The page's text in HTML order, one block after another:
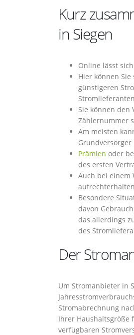
Kurz
in Siegen
Online lässt
Hier können
günstigeren
Sie können den
Zählernummer
Am meisten
Prämien oder
des ersten
Auch bei einem
Besondere
davon
das allerdings
des
Der
Um Stromanbieter in
Stromabrechnung
Ihrer Haushaltsgröße
verfügbaren